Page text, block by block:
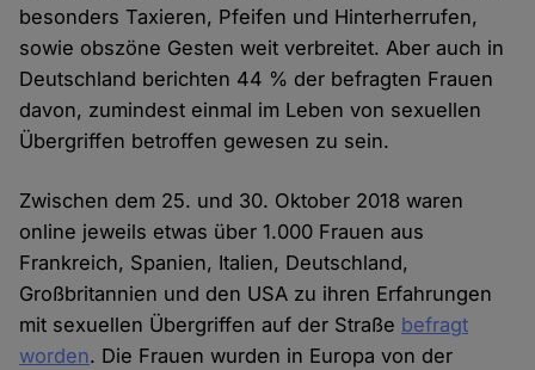
besonders Taxieren, Pfeifen und Hinterherrufen,
sowie obszöne Gesten weit verbreitet. Aber auch in
Deutschland berichten 44 % der befragten Frauen
davon, zumindest einmal im Leben von sexuellen
Übergriffen betroffen gewesen zu sein.
Zwischen dem 25. und 30. Oktober 2018 waren
online jeweils etwas über 1.000 Frauen aus
Frankreich, Spanien, Italien, Deutschland,
Großbritannien und den USA zu ihren Erfahrungen
mit sexuellen Übergriffen auf der Straße befragt
worden. Die Frauen wurden in Europa von der